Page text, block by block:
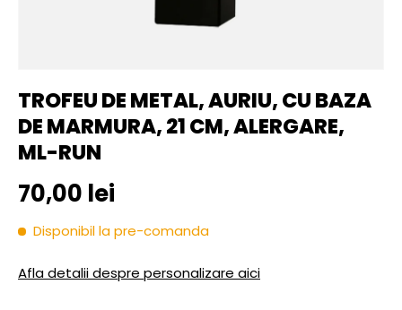
TROFEU DE METAL, AURIU, CU BAZA
DE MARMURA, 21 CM, ALERGARE,
ML-RUN
Pret initial
70,00 lei
Disponibil la pre-comanda
Afla detalii despre personalizare aici